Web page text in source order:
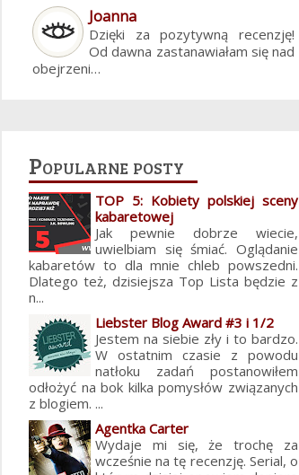
Joanna
Dzięki za pozytywną recenzję!
Od dawna zastanawiałam się nad
obejrzeni…
Popularne posty
TOP 5: Kobiety polskiej sceny
kabaretowej
Jak pewnie dobrze wiecie,
uwielbiam się śmiać. Oglądanie
kabaretów to dla mnie chleb powszedni.
Dlatego też, dzisiejsza Top Lista będzie z
n...
Liebster Blog Award #3 i 1/2
Jestem na siebie zły i to bardzo.
W ostatnim czasie z powodu
natłoku zadań postanowiłem
odłożyć na bok kilka pomysłów związanych
z blogiem. ...
Agentka Carter
Wydaje mi się, że trochę za
wcześnie na tę recenzję. Serial, o